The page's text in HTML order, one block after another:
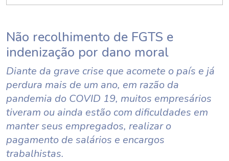
Não recolhimento de FGTS e
indenização por dano moral
Diante da grave crise que acomete o país e já
perdura mais de um ano, em razão da
pandemia do COVID 19, muitos empresários
tiveram ou ainda estão com dificuldades em
manter seus empregados, realizar o
pagamento de salários e encargos
trabalhistas.